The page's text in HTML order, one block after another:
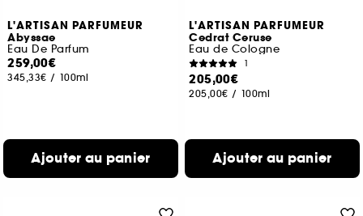
L'ARTISAN PARFUMEUR
Abyssae
Eau De Parfum
259,00€
345,33€ / 100ml
Ajouter au panier
L'ARTISAN PARFUMEUR
Cedrat Ceruse
Eau de Cologne
1
205,00€
205,00€ / 100ml
Ajouter au panier